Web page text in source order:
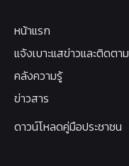
หน้าแรก
แจ้งเบาะแสข่าวและติดตาม
คลังความรู้
ข่าวสาร
ดาวน์โหลดคู่มือประชาชน